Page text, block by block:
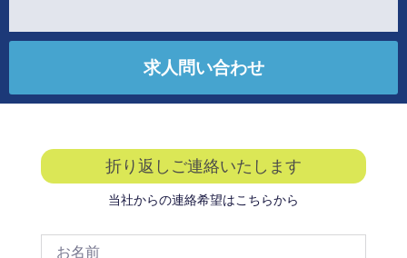
求人問い合わせ
折り返しご連絡いたします
当社からの連絡希望はこちらから